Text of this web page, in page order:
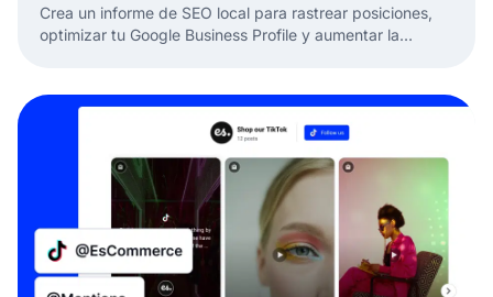
Crea un informe de SEO local para rastrear posiciones,
optimizar tu Google Business Profile y aumentar la